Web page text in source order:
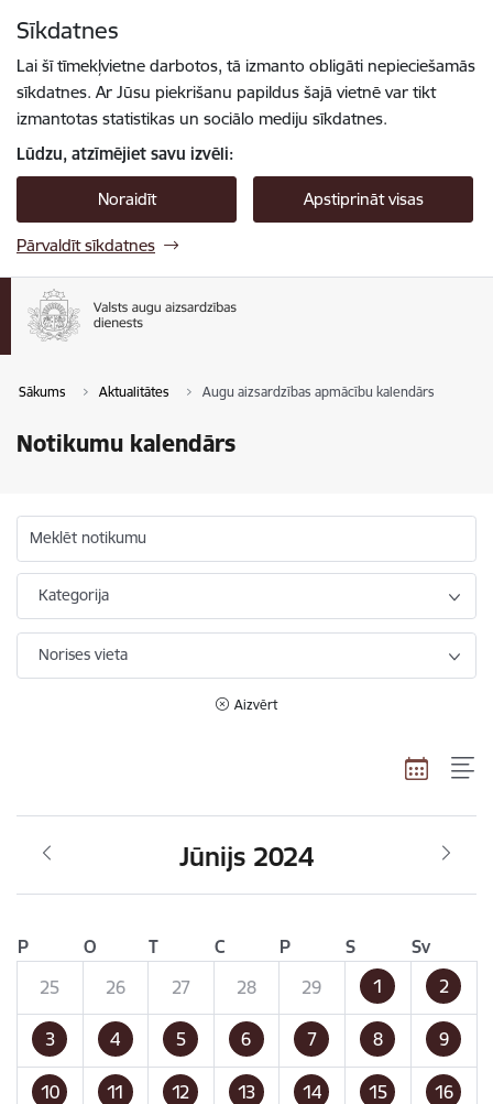
Sīkdatnes
Lai šī tīmekļvietne darbotos, tā izmanto obligāti nepieciešamās
sīkdatnes. Ar Jūsu piekrišanu papildus šajā vietnē var tikt
izmantotas statistikas un sociālo mediju sīkdatnes.
Lūdzu, atzīmējiet savu izvēli:
Noraidīt Apstiprināt visas
Pārvaldīt sīkdatnes
Sākums Aktualitātes Augu aizsardzības apmācību kalendārs
Notikumu kalendārs
Meklēt notikumu
Kategorija
Norises vieta
Aizvērt
Jūnijs 2024
P O T C P S
Sv
25
26 27 28 29 1 2
3 4 5 6 7 8 9
10 11 12 13 14 15 16